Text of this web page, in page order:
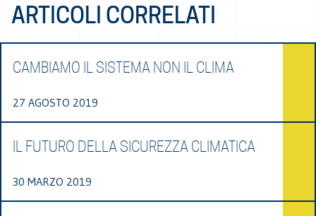
ARTICOLI CORRELATI
CAMBIAMO IL SISTEMA NON IL CLIMA
27 AGOSTO 2019
IL FUTURO DELLA SICUREZZA CLIMATICA
30 MARZO 2019